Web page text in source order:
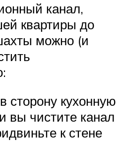
канал,
квартиры до
можно (и
сторону кухонную
вы чистите канал
к стене